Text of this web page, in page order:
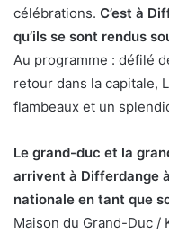
célébrations. C’est à
qu’ils se sont rendus
Au programme : défilé
retour dans la capitale,
flambeaux et un
Le grand-duc et la
arrivent à Differdange
nationale en tant que
Maison du Grand-Duc /